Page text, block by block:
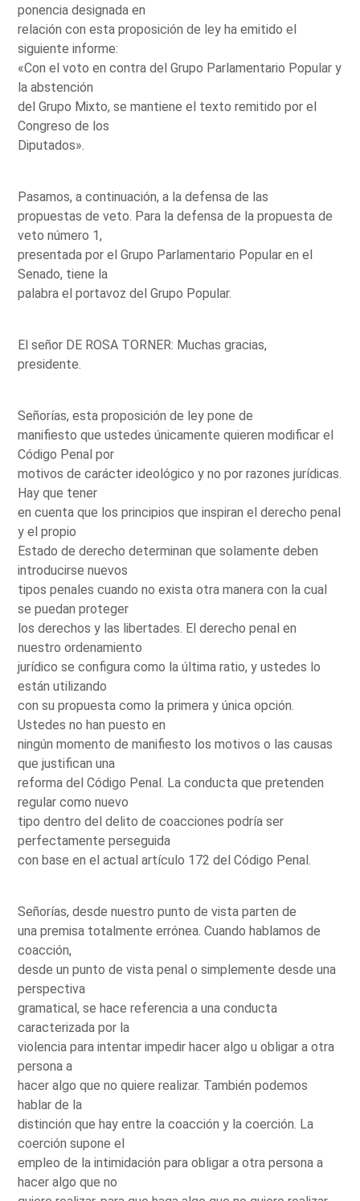
ponencia designada en
relación con esta proposición de ley ha emitido el
siguiente informe:
«Con el voto en contra del Grupo Parlamentario Popular y
la abstención
del Grupo Mixto, se mantiene el texto remitido por el
Congreso de los
Diputados».
Pasamos, a continuación, a la defensa de las
propuestas de veto. Para la defensa de la propuesta de
veto número 1,
presentada por el Grupo Parlamentario Popular en el
Senado, tiene la
palabra el portavoz del Grupo Popular.
El señor DE ROSA TORNER: Muchas gracias,
presidente.
Señorías, esta proposición de ley pone de
manifiesto que ustedes únicamente quieren modificar el
Código Penal por
motivos de carácter ideológico y no por razones jurídicas.
Hay que tener
en cuenta que los principios que inspiran el derecho penal
y el propio
Estado de derecho determinan que solamente deben
introducirse nuevos
tipos penales cuando no exista otra manera con la cual
se puedan proteger
los derechos y las libertades. El derecho penal en
nuestro ordenamiento
jurídico se configura como la última ratio, y ustedes lo
están utilizando
con su propuesta como la primera y única opción.
Ustedes no han puesto en
ningún momento de manifiesto los motivos o las causas
que justifican una
reforma del Código Penal. La conducta que pretenden
regular como nuevo
tipo dentro del delito de coacciones podría ser
perfectamente perseguida
con base en el actual artículo 172 del Código Penal.
Señorías, desde nuestro punto de vista parten de
una premisa totalmente errónea. Cuando hablamos de
coacción,
desde un punto de vista penal o simplemente desde una
perspectiva
gramatical, se hace referencia a una conducta
caracterizada por la
violencia para intentar impedir hacer algo u obligar a otra
persona a
hacer algo que no quiere realizar. También podemos
hablar de la
distinción que hay entre la coacción y la coerción. La
coerción supone el
empleo de la intimidación para obligar a otra persona a
hacer algo que no